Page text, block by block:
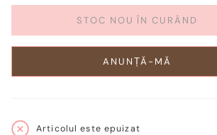
STOC NOU ÎN CURÂND
ANUNȚĂ-MĂ
Articolul este epuizat